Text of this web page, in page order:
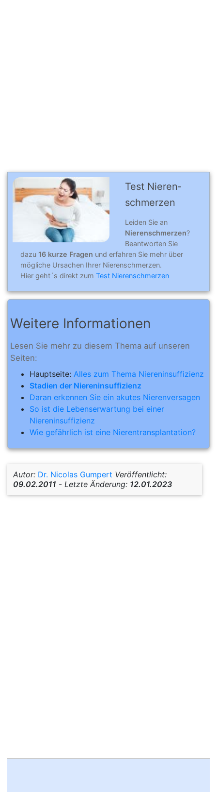
Test Nieren­
schmerzen
Leiden Sie an
Nierenschmerzen?
Beantworten Sie
dazu 16 kurze Fragen und erfahren Sie mehr über
mögliche Ursachen Ihrer Nierenschmerzen.
Hier geht´s direkt zum Test Nierenschmerzen
Weitere Informationen
Lesen Sie mehr zu diesem Thema auf unseren
Seiten:
Hauptseite: Alles zum Thema Niereninsuffizienz
Stadien der Niereninsuffizienz
Daran erkennen Sie ein akutes Nierenversagen
So ist die Lebenserwartung bei einer
Niereninsuffizienz
Wie gefährlich ist eine Nierentransplantation?
Autor: Dr. Nicolas Gumpert Veröffentlicht:
09.02.2011 - Letzte Änderung: 12.01.2023